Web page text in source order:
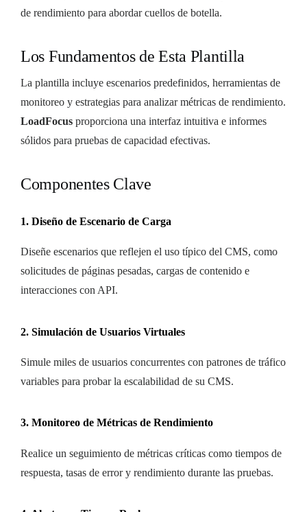
de rendimiento para abordar cuellos de botella.
Los Fundamentos de Esta Plantilla
La plantilla incluye escenarios predefinidos, herramientas de
monitoreo y estrategias para analizar métricas de rendimiento.
LoadFocus proporciona una interfaz intuitiva e informes
sólidos para pruebas de capacidad efectivas.
Componentes Clave
1. Diseño de Escenario de Carga
Diseñe escenarios que reflejen el uso típico del CMS, como
solicitudes de páginas pesadas, cargas de contenido e
interacciones con API.
2. Simulación de Usuarios Virtuales
Simule miles de usuarios concurrentes con patrones de tráfico
variables para probar la escalabilidad de su CMS.
3. Monitoreo de Métricas de Rendimiento
Realice un seguimiento de métricas críticas como tiempos de
respuesta, tasas de error y rendimiento durante las pruebas.